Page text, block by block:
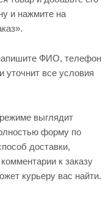
и нажмите на
ФИО, телефон
уточнит все условия
выглядит
форму по
доставки,
к заказу
курьеру вас найти.